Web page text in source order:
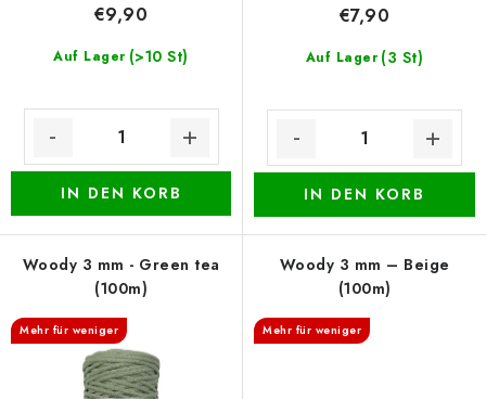
Auf Lager (>10 St)
€9,90
IN DEN KORB
Auf Lager (3 St)
€7,90
IN DEN KORB
Woody 3 mm - Green tea
(100m)
Mehr für weniger
Woody 3 mm – Beige
(100m)
Mehr für weniger